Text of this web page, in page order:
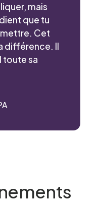
mais
que tu
mettre. Cet
différence. Il
toute sa